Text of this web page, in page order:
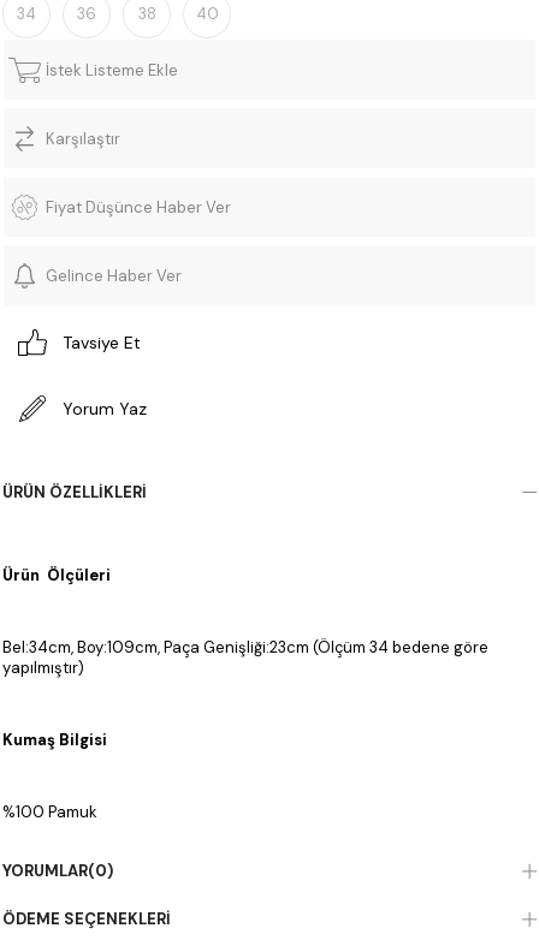
34 36 38 40
İstek Listeme Ekle
Karşılaştır
Fiyat Düşünce Haber Ver
Gelince Haber Ver
Tavsiye Et
Yorum Yaz
ÜRÜN ÖZELLIKLERI
Ürün Ölçüleri
Bel:34cm, Boy:109cm, Paça Genişliği:23cm (Ölçüm 34 bedene göre
yapılmıştır)
Kumaş Bilgisi
%100 Pamuk
YORUMLAR(0)
ÖDEME SEÇENEKLERI